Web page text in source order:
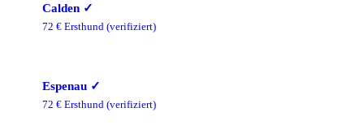
Calden ✓
72 € Ersthund (verifiziert)
Espenau ✓
72 € Ersthund (verifiziert)